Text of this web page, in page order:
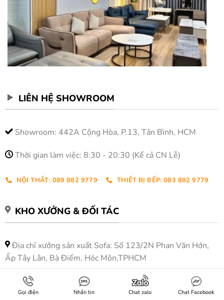
LIÊN HỆ SHOWROOM
Showroom: 442A Cộng Hòa, P.13, Tân Bình, HCM
Thời gian làm việc: 8:30 - 20:30 (Kể cả CN Lễ)
NỘI THẤT: 089 882 9779 THIẾT BỊ BẾP: 083 882 9779
KHO XƯỞNG & ĐỐI TÁC
Địa chỉ xưởng sản xuất Sofa: Số 123/2N Phan Văn Hớn,
Ấp Tây Lân, Bà Điểm, Hóc Môn,TPHCM
Địa chỉ xưởng sản xuất Nội Thất: Số 2/17 Bình Hưng Hoà,
Phường Bình Tân, TPHCM
Gọi điện Nhắn tin Chat zalo Chat Facebook